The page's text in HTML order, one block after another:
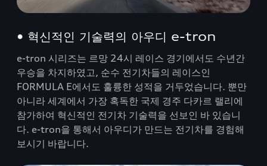
• 혁신적인 기술력의 아우디 e-tron
e-tron 시리즈는 르망 24시 레이스 경기에서도 수년간
우승을 차지하였고, 순수 전기차들의 레이스인
FORMULA E에서도 훌륭한 성적을 거두었습니다. 뿐만
아니라 세계에서 가장 혹독한 국제 경주 다카르 랠리에
참가하여 혁신적인 전기차 기술력을 선보인 바 있습니
다. e-tron을 통해서 아우디가 만드는 전기차를 경험해
보시기 바랍니다.